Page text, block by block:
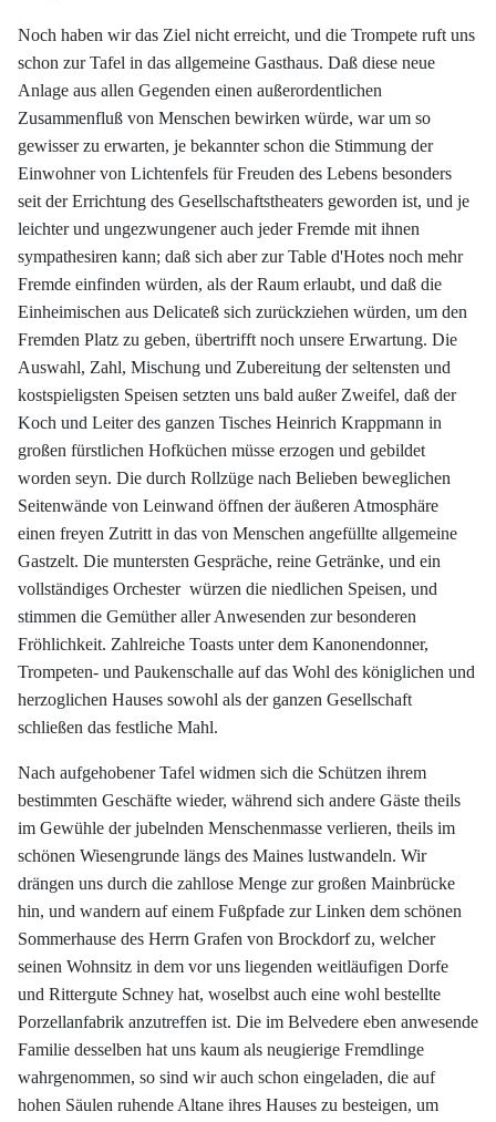
Noch haben wir das Ziel nicht erreicht, und die Trompete ruft uns
schon zur Tafel in das allgemeine Gasthaus. Daß diese neue
Anlage aus allen Gegenden einen außerordentlichen
Zusammenfluß von Menschen bewirken würde, war um so
gewisser zu erwarten, je bekannter schon die Stimmung der
Einwohner von Lichtenfels für Freuden des Lebens besonders
seit der Errichtung des Gesellschaftstheaters geworden ist, und je
leichter und ungezwungener auch jeder Fremde mit ihnen
sympathesiren kann; daß sich aber zur Table d'Hotes noch mehr
Fremde einfinden würden, als der Raum erlaubt, und daß die
Einheimischen aus Delicateß sich zurückziehen würden, um den
Fremden Platz zu geben, übertrifft noch unsere Erwartung. Die
Auswahl, Zahl, Mischung und Zubereitung der seltensten und
kostspieligsten Speisen setzten uns bald außer Zweifel, daß der
Koch und Leiter des ganzen Tisches Heinrich Krappmann in
großen fürstlichen Hofküchen müsse erzogen und gebildet
worden seyn. Die durch Rollzüge nach Belieben beweglichen
Seitenwände von Leinwand öffnen der äußeren Atmosphäre
einen freyen Zutritt in das von Menschen angefüllte allgemeine
Gastzelt. Die muntersten Gespräche, reine Getränke, und ein
vollständiges Orchester würzen die niedlichen Speisen, und
stimmen die Gemüther aller Anwesenden zur besonderen
Fröhlichkeit. Zahlreiche Toasts unter dem Kanonendonner,
Trompeten- und Paukenschalle auf das Wohl des königlichen und
herzoglichen Hauses sowohl als der ganzen Gesellschaft
schließen das festliche Mahl.
Nach aufgehobener Tafel widmen sich die Schützen ihrem
bestimmten Geschäfte wieder, während sich andere Gäste theils
im Gewühle der jubelnden Menschenmasse verlieren, theils im
schönen Wiesengrunde längs des Maines lustwandeln. Wir
drängen uns durch die zahllose Menge zur großen Mainbrücke
hin, und wandern auf einem Fußpfade zur Linken dem schönen
Sommerhause des Herrn Grafen von Brockdorf zu, welcher
seinen Wohnsitz in dem vor uns liegenden weitläufigen Dorfe
und Rittergute Schney hat, woselbst auch eine wohl bestellte
Porzellanfabrik anzutreffen ist. Die im Belvedere eben anwesende
Familie desselben hat uns kaum als neugierige Fremdlinge
wahrgenommen, so sind wir auch schon eingeladen, die auf
hohen Säulen ruhende Altane ihres Hauses zu besteigen, um